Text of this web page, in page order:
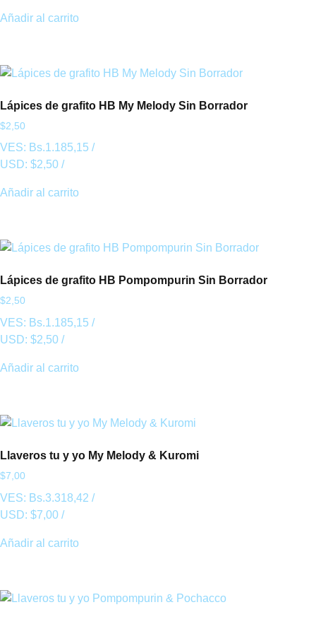
Añadir al carrito
Lápices de grafito HB My Melody Sin Borrador
$2,50
VES: Bs.1.185,15 /
USD: $2,50 /
Añadir al carrito
Lápices de grafito HB Pompompurin Sin Borrador
$2,50
VES: Bs.1.185,15 /
USD: $2,50 /
Añadir al carrito
Llaveros tu y yo My Melody & Kuromi
$7,00
VES: Bs.3.318,42 /
USD: $7,00 /
Añadir al carrito